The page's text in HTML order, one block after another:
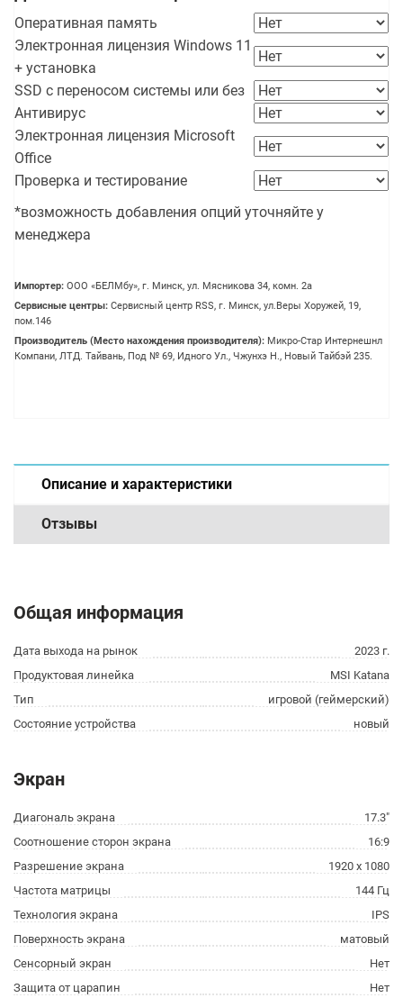
Оперативная память
Электронная лицензия Windows 11
+ установка
SSD с переносом системы или без
Антивирус
Электронная лицензия Microsoft
Office
Проверка и тестирование
*возможность добавления опций уточняйте у
менеджера
Импортер: OOO «БЕЛМбу», г. Минск, ул. Мясникова 34, комн. 2а
Сервисные центры: Сервисный центр RSS, г. Минск, ул.Веры Хоружей, 19,
пом.146
Производитель (Место нахождения производителя): Микро-Стар Интернешнл
Компани, ЛТД. Тайвань, Под № 69, Идного Ул., Чжунхэ Н., Новый Тайбэй 235.
Описание и характеристики
Отзывы
Общая информация
Дата выхода на рынок
2023 г.
Продуктовая линейка
MSI Katana
Тип
игровой (геймерский)
Состояние устройства
новый
Экран
Диагональ экрана
17.3"
Соотношение сторон экрана
16:9
Разрешение экрана
1920 x 1080
Частота матрицы
144 Гц
Технология экрана
IPS
Поверхность экрана
матовый
Сенсорный экран
Нет
Защита от царапин
Нет